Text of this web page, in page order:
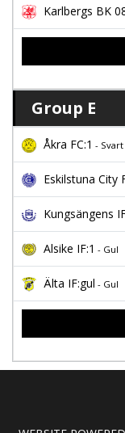
Karlbergs BK
Group E
Åkra FC:1 - Svart
Eskilstuna City
Kungsängens
Alsike IF:1 - Gul
Älta IF:gul - Gul